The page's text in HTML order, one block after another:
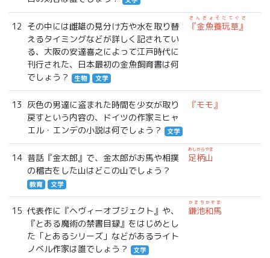
12 その中には雌雄の見分け方や水を取り替
えるタイミングなどが詳しく記されてい
る、大阪の安達喜之によって江戸時代に
刊行された、日本最初の金魚飼育書は何
でしょう？
生物 文学
『金魚養玩草』
きんぎょそだてぐさ
13 灰色の男達に盗まれた時間を少女が取り
戻すという内容の、ドイツの作家ミヒャ
エル・エンデの小説は何でしょう？
文学
『モモ』
14 昔話『金太郎』で、金太郎がお馬や相撲
の稽古をした山はどこの山でしょう？
教育 文学
足柄山
あしがらやま
15 代表作に『ヘヴィーオブジェクト』や、
『とある魔術の禁書目録』をはじめとし
た「とあるシリーズ」などがあるライト
ノベル作家は誰でしょう？
文学
鎌池和馬
かまちかずま